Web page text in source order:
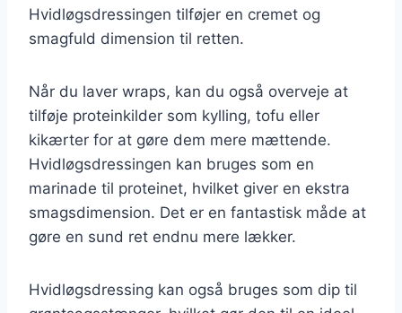
Hvidløgsdressingen tilføjer en cremet og
smagfuld dimension til retten.
Når du laver wraps, kan du også overveje at
tilføje proteinkilder som kylling, tofu eller
kikærter for at gøre dem mere mættende.
Hvidløgsdressingen kan bruges som en
marinade til proteinet, hvilket giver en ekstra
smagsdimension. Det er en fantastisk måde at
gøre en sund ret endnu mere lækker.
Hvidløgsdressing kan også bruges som dip til